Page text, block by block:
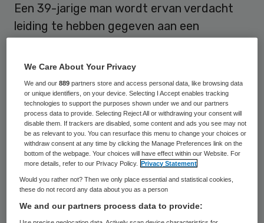
Een 39-jarige man wordt ervan verdacht
leiding te hebben gegeven aan een
ongekwalificeerde uitzendkrachten met
vervalste documenten inzette bij
verschillende zorginstellingen. Het
Openbaar Ministerie (OM) eiste bij de
rechtbank in Rotterdam 24 maanden
onvoorwaardelijke celstraf en een
geldboete van 50.000 euro tegen hem.
Het bemiddelingsbureau kreeg eerder al
We Care About Your Privacy
We and our889 partners store and access personal data, like browsing data
or unique identifiers, on your device. Selecting I Accept enables tracking
technologies to support the purposes shown under we and our partners
process data to provide. Selecting Reject All or withdrawing your consent will
disable them. If trackers are disabled, some content and ads you see may not
be as relevant to you. You can resurface this menu to change your choices or
withdraw consent at any time by clicking the Manage Preferences link on the
bottom of the webpage. Your choices will have effect within our Website. For
more details, refer to our Privacy Policy.
Privacy Statement
Would you rather not? Then we only place essential and statistical cookies,
these do not record any data about you as a person
We and our partners process data to provide: